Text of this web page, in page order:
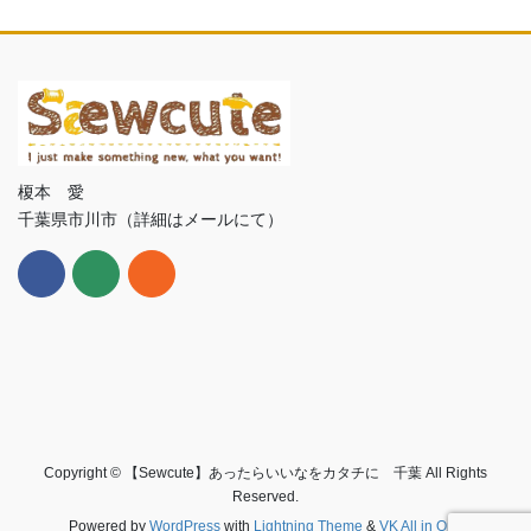
榎本 愛
千葉県市川市（詳細はメールにて）
Copyright © 【Sewcute】あったらいいなをカタチに 千葉 All Rights
Reserved.
Powered by WordPresswith Lightning Theme & VK All in One